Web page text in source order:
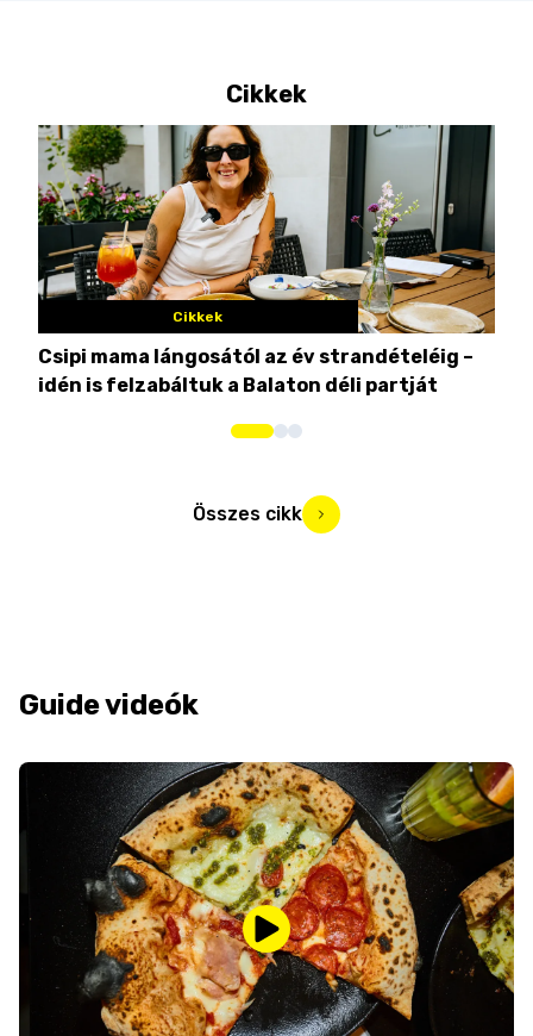
Cikkek
Cikkek
Csipi mama lángosától az év strandételéig –
idén is felzabáltuk a Balaton déli partját
Összes cikk
Guide videók